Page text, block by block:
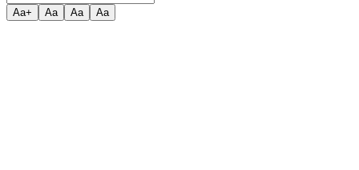
Aa+ Aa Aa Aa